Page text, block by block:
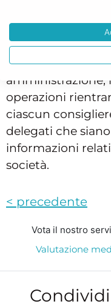
della gestione e
nonché sulle
Resta fermo in
amministrazione,
operazioni
ciascun
delegati che
informazioni
società.
< precedente
Vota il nostro
Valutazione